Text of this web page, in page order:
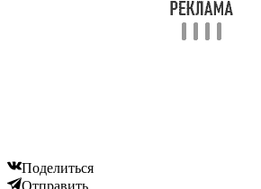
Поделиться
Отправить